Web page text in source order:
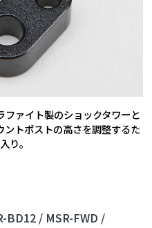
ファイト製のショックタワーと
トポストの高さを調整するた
り。
BD12 / MSR-FWD /